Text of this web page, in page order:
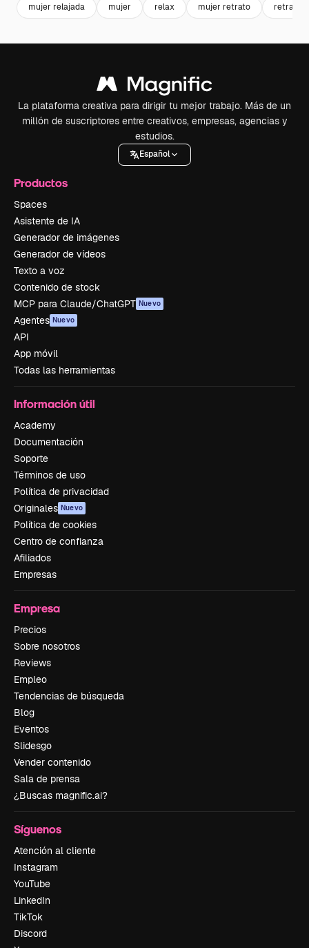
mujer relajada mujer relax mujer retrato retrato
La plataforma creativa para dirigir tu mejor trabajo. Más de un
millón de suscriptores entre creativos, empresas, agencias y
estudios.
Español
Productos
Spaces
Asistente de IA
Generador de imágenes
Generador de vídeos
Texto a voz
Contenido de stock
MCP para Claude/ChatGPT Nuevo
Agentes Nuevo
API
App móvil
Todas las herramientas
Información útil
Academy
Documentación
Soporte
Términos de uso
Política de privacidad
Originales Nuevo
Política de cookies
Centro de confianza
Afiliados
Empresas
Empresa
Precios
Sobre nosotros
Reviews
Empleo
Tendencias de búsqueda
Blog
Eventos
Slidesgo
Vender contenido
Sala de prensa
¿Buscas magnific.ai?
Síguenos
Atención al cliente
Instagram
YouTube
LinkedIn
TikTok
Discord